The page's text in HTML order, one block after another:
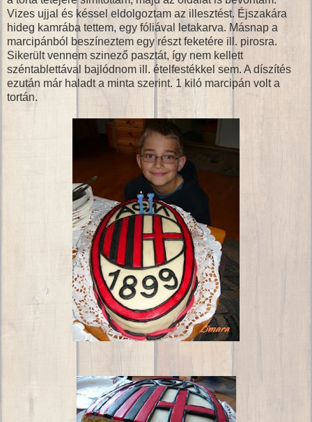
Vizes ujjal és késsel eldolgoztam az illesztést. Éjszakára
hideg kamrába tettem, egy fóliával letakarva. Másnap a
marcipánból beszíneztem egy részt feketére ill. pirosra.
Sikerült vennem szinező pasztát, így nem kellett
széntablettával bajlódnom ill. ételfestékkel sem. A díszítés
ezután már haladt a minta szerint. 1 kiló marcipán volt a
tortán.